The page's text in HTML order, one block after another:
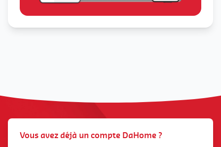
Vous avez déjà un compte DaHome ?